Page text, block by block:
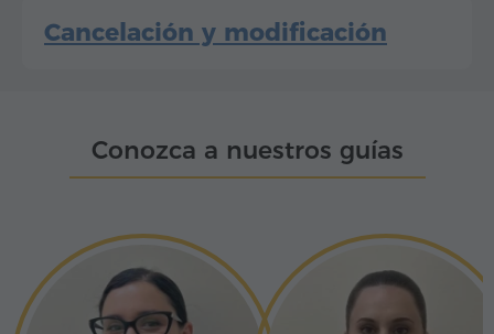
Cancelación y modificación
Conozca a nuestros guías